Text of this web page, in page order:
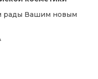
рады Вашим новым